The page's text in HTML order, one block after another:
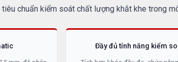
chuẩn kiểm soát chất lượng khắt khe trong
Đầy đủ tính năng kiểm